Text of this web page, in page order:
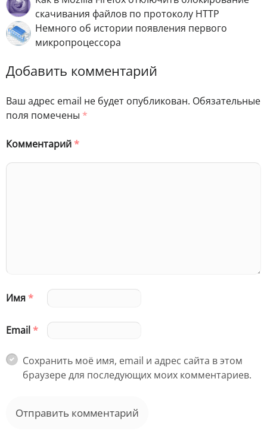
скачивания файлов по протоколу HTTP
Немного об истории появления первого
микропроцессора
Добавить комментарий
Ваш адрес email не будет опубликован. Обязательные
поля помечены *
Комментарий*
Имя*
Email*
Сохранить моё имя, email и адрес сайта в этом
браузере для последующих моих комментариев.